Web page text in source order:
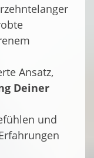
Ansatz,
Deiner
und